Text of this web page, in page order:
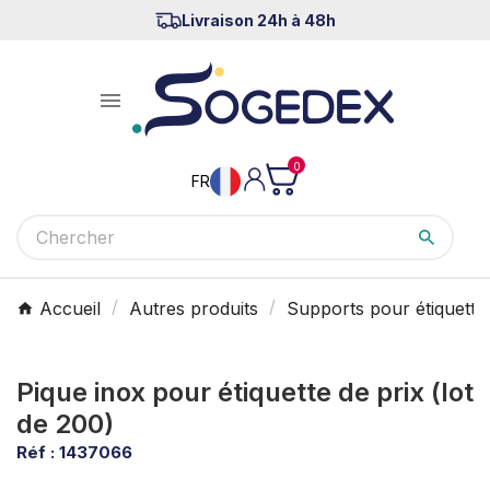
Livraison 24h à 48h

FR
0
Accueil Autres produits Supports pour
Pique inox pour étiquette de prix (lot
de 200)
Réf : 1437066